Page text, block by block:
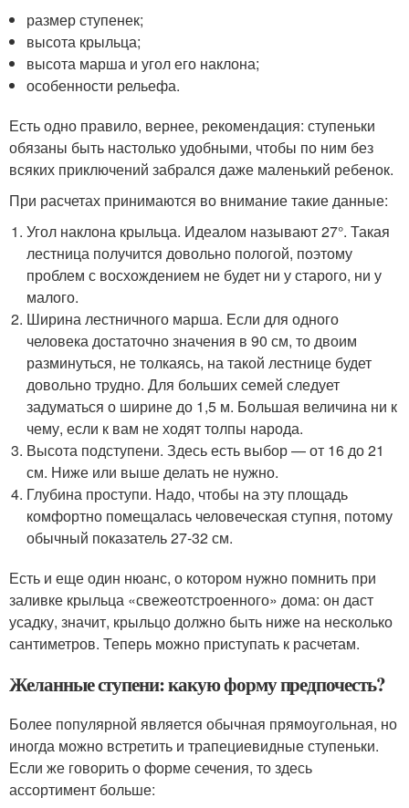
размер ступенек;
высота крыльца;
высота марша и угол его наклона;
особенности рельефа.
Есть одно правило, вернее, рекомендация: ступеньки
обязаны быть настолько удобными, чтобы по ним без
всяких приключений забрался даже маленький ребенок.
При расчетах принимаются во внимание такие данные:
Угол наклона крыльца. Идеалом называют 27°. Такая
лестница получится довольно пологой, поэтому
проблем с восхождением не будет ни у старого, ни у
малого.
Ширина лестничного марша. Если для одного
человека достаточно значения в 90 см, то двоим
разминуться, не толкаясь, на такой лестнице будет
довольно трудно. Для больших семей следует
задуматься о ширине до 1,5 м. Большая величина ни к
чему, если к вам не ходят толпы народа.
Высота подступени. Здесь есть выбор — от 16 до 21
см. Ниже или выше делать не нужно.
Глубина проступи. Надо, чтобы на эту площадь
комфортно помещалась человеческая ступня, потому
обычный показатель 27-32 см.
Есть и еще один нюанс, о котором нужно помнить при
заливке крыльца «свежеотстроенного» дома: он даст
усадку, значит, крыльцо должно быть ниже на несколько
сантиметров. Теперь можно приступать к расчетам.
Желанные ступени: какую форму предпочесть?
Более популярной является обычная прямоугольная, но
иногда можно встретить и трапециевидные ступеньки.
Если же говорить о форме сечения, то здесь
ассортимент больше: